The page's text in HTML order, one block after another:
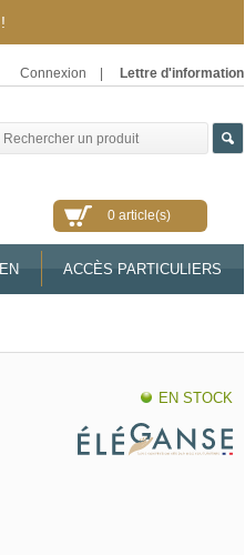
Connexion Lettre d'information
0 article(s)
ACCÈS PARTICULIERS
EN STOCK